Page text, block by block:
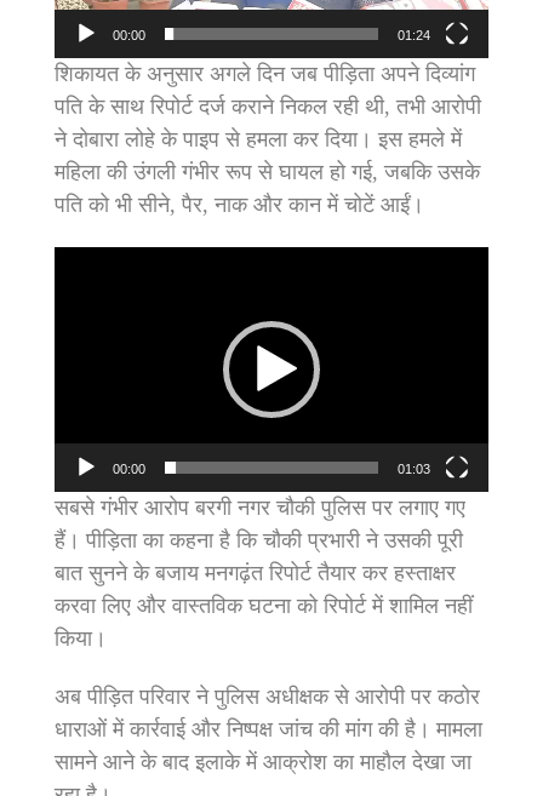
00:00 01:24
शिकायत के अनुसार अगले दिन जब पीड़िता अपने दिव्यांग
पति के साथ रिपोर्ट दर्ज कराने निकल रही थी, तभी आरोपी
ने दोबारा लोहे के पाइप से हमला कर दिया। इस हमले में
महिला की उंगली गंभीर रूप से घायल हो गई, जबकि उसके
पति को भी सीने, पैर, नाक और कान में चोटें आईं।
00:00 01:03
सबसे गंभीर आरोप बरगी नगर चौकी पुलिस पर लगाए गए
हैं। पीड़िता का कहना है कि चौकी प्रभारी ने उसकी पूरी
बात सुनने के बजाय मनगढ़ंत रिपोर्ट तैयार कर हस्ताक्षर
करवा लिए और वास्तविक घटना को रिपोर्ट में शामिल नहीं
किया।
अब पीड़ित परिवार ने पुलिस अधीक्षक से आरोपी पर कठोर
धाराओं में कार्रवाई और निष्पक्ष जांच की मांग की है। मामला
सामने आने के बाद इलाके में आक्रोश का माहौल देखा जा